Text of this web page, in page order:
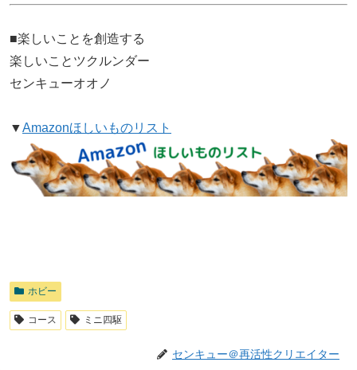
■楽しいことを創造する
楽しいことツクルンダー
センキューオオノ
▼Amazonほしいものリスト
ホビー
コース ミニ四駆
センキュー＠再活性クリエイター